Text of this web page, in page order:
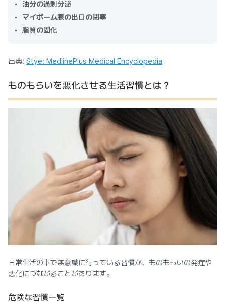
油分の過剰分泌
マイボーム腺の出口の閉塞
脂質の固化
出典: Stye: MedlinePlus Medical Encyclopedia
ものもらいを悪化させる生活習慣とは？
日常生活の中で無意識に行っている習慣が、ものもらいの発症や
悪化につながることがあります。
危険な習慣一覧